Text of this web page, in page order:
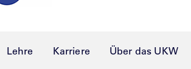
Lehre Karriere Über das UKW